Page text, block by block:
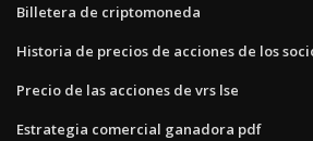
Billetera de criptomoneda
Historia de precios de acciones de los
Precio de las acciones de vrs lse
Estrategia comercial ganadora pdf